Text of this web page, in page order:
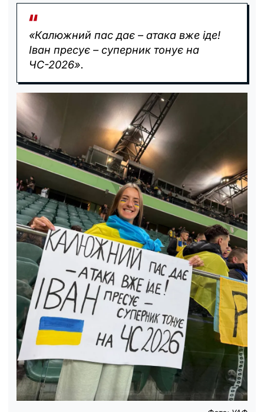
«Калюжний пас дає – атака вже іде!
Іван пресує – суперник тонує на
ЧС-2026».